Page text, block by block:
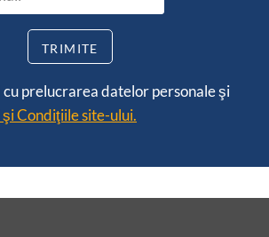
cu prelucrarea datelor personale şi
Condiţiile site-ului.